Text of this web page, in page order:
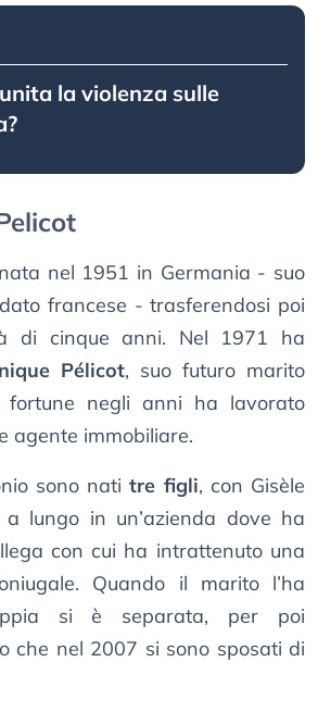
la violenza sulle
nel 1951 in Germania - suo
francese - trasferendosi poi
di cinque anni. Nel 1971 ha
Pélicot, suo futuro marito
fortune negli anni ha lavorato
agente immobiliare.
sono natitre figli, con Gisèle
lungo in un’azienda dove ha
con cui ha intrattenuto una
Quando il marito l’ha
si è separata, per poi
che nel 2007 si sono sposati di